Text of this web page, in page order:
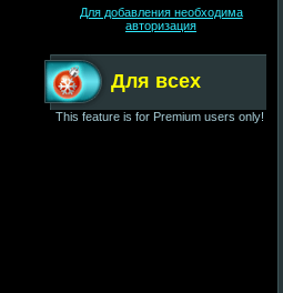
Для добавления необходима
авторизация
Для всех
This feature is for Premium users only!